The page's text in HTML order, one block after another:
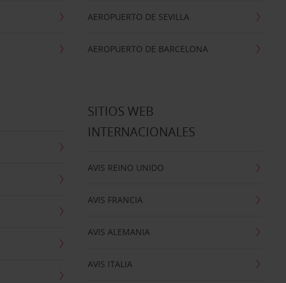
AEROPUERTO DE SEVILLA
AEROPUERTO DE BARCELONA
SITIOS WEB
INTERNACIONALES
AVIS REINO UNIDO
AVIS FRANCIA
AVIS ALEMANIA
AVIS ITALIA